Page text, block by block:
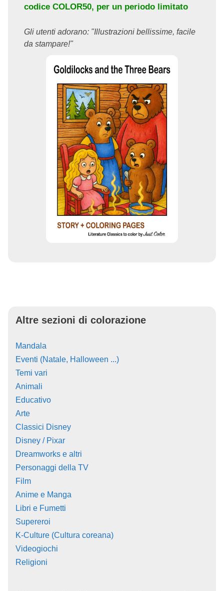
codice COLOR50, per un periodo limitato
Gli utenti adorano: "Illustrazioni bellissime, facile
da stampare!"
Altre sezioni di colorazione
Mandala
Eventi (Natale, Halloween ...)
Temi vari
Animali
Educativo
Arte
Classici Disney
Disney / Pixar
Dreamworks e altri
Personaggi della TV
Film
Anime e Manga
Libri e Fumetti
Supereroi
K-Culture (Cultura coreana)
Videogiochi
Religioni